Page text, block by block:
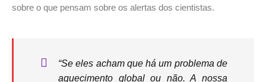
sobre o que pensam sobre os alertas dos cientistas.
“Se eles acham que há um problema de
aquecimento global ou não. A nossa